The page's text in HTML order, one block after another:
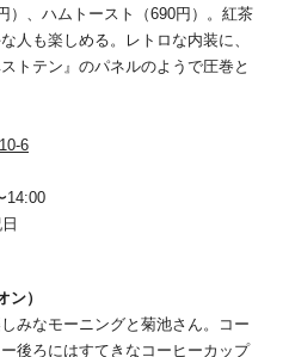
）、ハムトースト（690円）。紅茶
人も楽しめる。レトロな内装に、
トテン』のパネルのようで圧巻と
6
14:00
）
みなモーニングと菊池さん。コー
後ろにはすてきなコーヒーカップ